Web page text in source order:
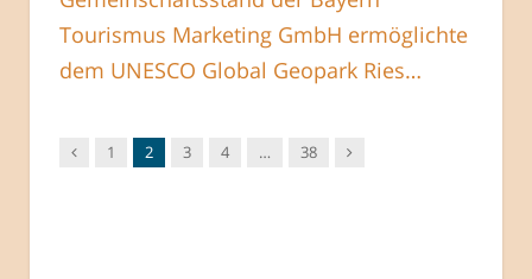
Tourismus Marketing GmbH ermöglichte
dem UNESCO Global Geopark Ries…
Vorgänger
1 2 3 4 … 38 Nachfolger